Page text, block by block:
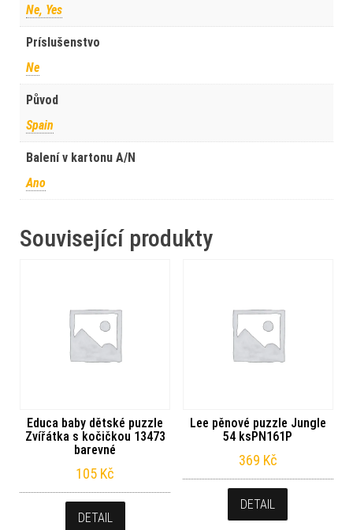
Ne, Yes
Príslušenstvo
Ne
Původ
Spain
Balení v kartonu A/N
Ano
Související produkty
Educa baby dětské puzzle
Zvířátka s kočičkou 13473
barevné
105 Kč
DETAIL
Lee pěnové puzzle Jungle
54 ksPN161P
369 Kč
DETAIL